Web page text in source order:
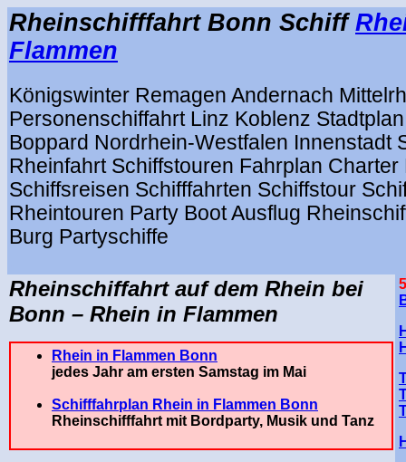
Rheinschifffahrt Bonn Schiff
Flammen
Königswinter Remagen Andernach
Personenschiffahrt Linz Koblenz
Boppard Nordrhein-Westfalen Innenstadt
Rheinfahrt Schiffstouren Fahrplan
Schiffsreisen Schifffahrten Schiffstour
Rheintouren Party Boot Ausflug
Burg Partyschiffe
Rheinschiffahrt auf dem Rhein bei
Bonn – Rhein in Flammen
Rhein in Flammen Bonn
jedes Jahr am ersten Samstag im Mai
Schifffahrplan Rhein in Flammen Bonn
Rheinschifffahrt mit Bordparty, Musik und Tanz